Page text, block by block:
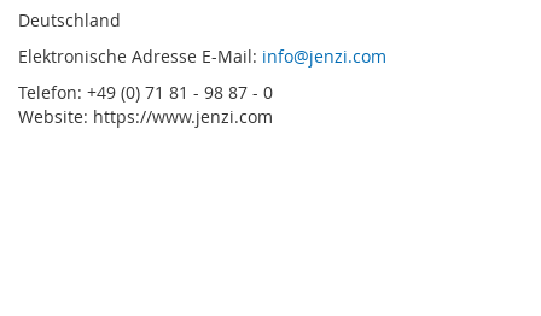
Deutschland
Elektronische Adresse E-Mail: info@jenzi.com
Telefon: +49 (0) 71 81 - 98 87 - 0
Website: https://www.jenzi.com